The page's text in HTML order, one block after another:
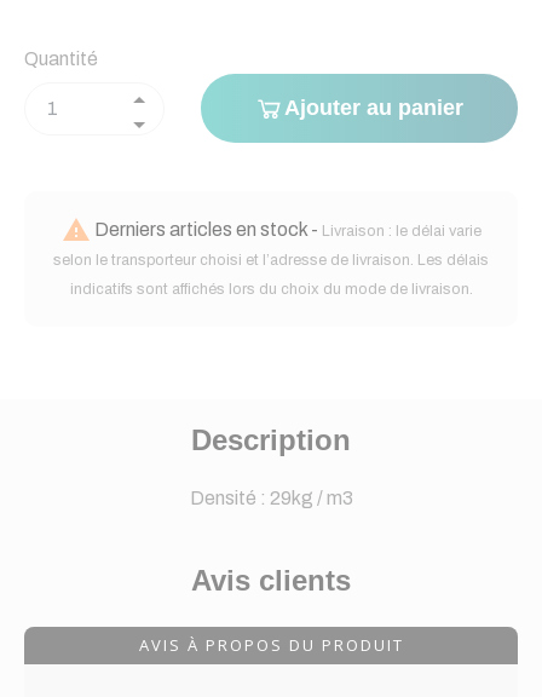
Quantité
Ajouter au panier
 Derniers articles en stock - Livraison : le délai varie
selon le transporteur choisi et l’adresse de livraison. Les délais
indicatifs sont affichés lors du choix du mode de livraison.
Description
Densité : 29kg / m3
Avis clients
AVIS À PROPOS DU PRODUIT